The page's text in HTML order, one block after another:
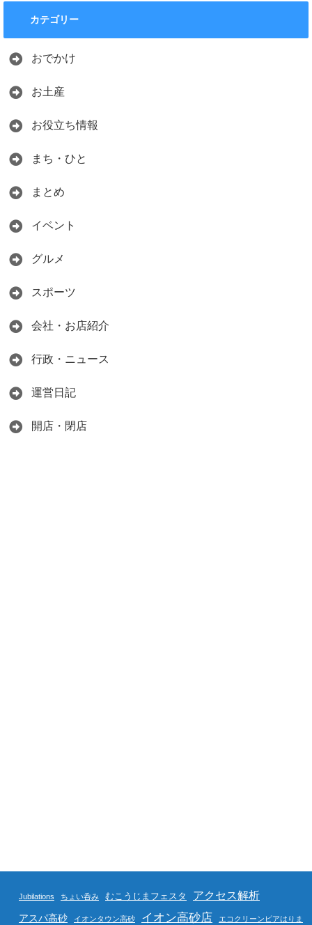
カテゴリー
おでかけ
お土産
お役立ち情報
まち・ひと
まとめ
イベント
グルメ
スポーツ
会社・お店紹介
行政・ニュース
運営日記
開店・閉店
Jubilations ちょい呑み むこうじまフェスタ アクセス解析
アスパ高砂 イオンタウン高砂 イオン高砂店 エコクリーンピアはりま